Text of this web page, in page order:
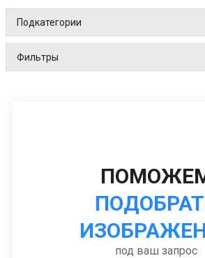
Подкатегории
Фильтры
под ваш запрос